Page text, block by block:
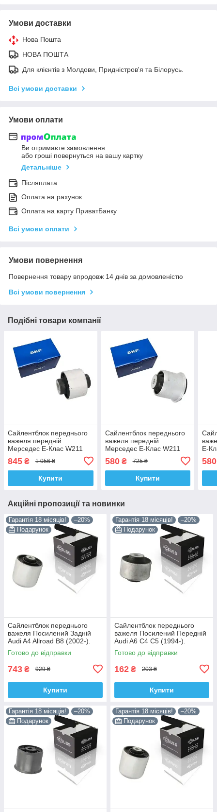
Умови доставки
Нова Пошта
НОВА ПОШТА
Для клієнтів з Молдови, Придністров'я та Білорусь.
Всі умови доставки
Умови оплати
Ви отримаєте замовлення
або гроші повернуться на вашу картку
Детальніше
Післяплата
Оплата на рахунок
Оплата на карту ПриватБанку
Всі умови оплати
Умови повернення
Повернення товару впродовж 14 днів за домовленістю
Всі умови повернення
Подібні товари компанії
Сайлентблок переднього
важеля передній
Мерседес Е-Клас W211
S211 (2002-). Нижній. SKF
Німеччина! 30836 ,
JBU631 , VKDS338013
845 ₴ 1 056 ₴
Купити
Сайлентблок переднього
важеля передній
Мерседес Е-Клас W211
SKF Німеччина! 43495 ,
JBU790 , VKDS338057
580₴ 725 ₴
Купити
Е-
580
Акційні пропозиції та новинки
Гарантія 18 місяців!
–20%
Подарунок
Сайлентблок переднього
важеля Посилений Задній
Audi A4 Allroad B8 (2002-).
Нижній. Корея ACSUSS!
4H0407183 , TD1247W ,
Готово до відправки
743 ₴ 929 ₴
Купити
Гарантія 18 місяців!
–20%
Подарунок
Сайлентблок переднього
важеля Посилений Передній
Audi A6 C4 C5 (1994-).
Верхній. Корея ACSUSS!
35379 , JBU138 , TD1062W
Готово до відправки
162 ₴ 203 ₴
Купити
Гарантія 18 місяців!
–20%
Подарунок
Гарантія 18 місяців!
–20%
Подарунок